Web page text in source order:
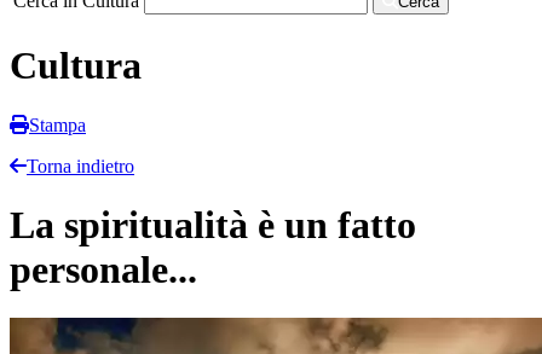
Cultura
Stampa
Torna indietro
La spiritualità è un fatto
personale...